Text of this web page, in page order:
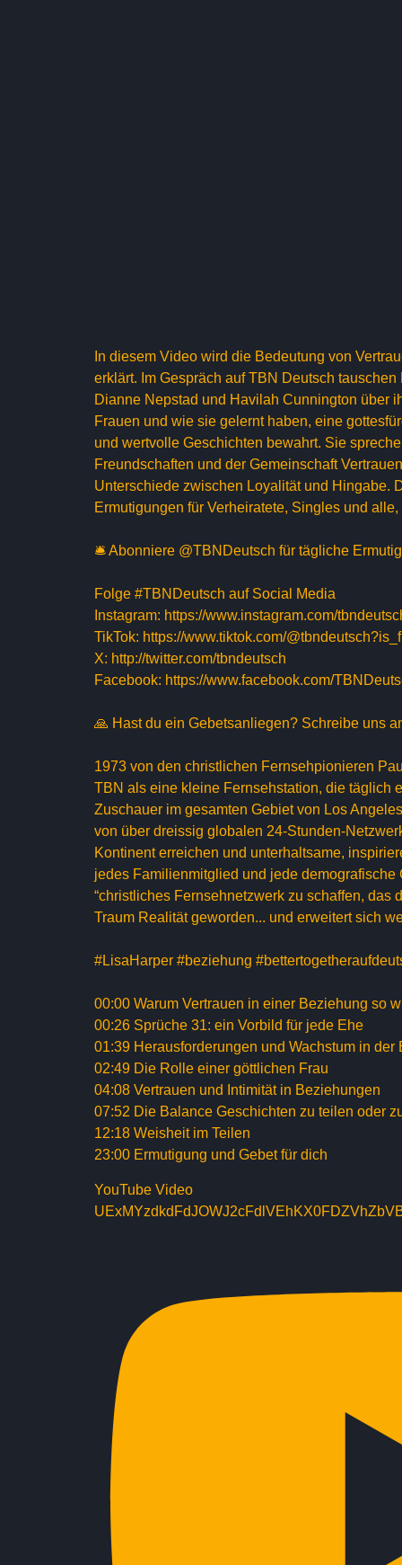
In diesem Video wird die Bedeutung von
erklärt. Im Gespräch auf TBN Deutsch
Dianne Nepstad und Havilah Cunnington über
Frauen und wie sie gelernt haben, eine
und wertvolle Geschichten bewahrt. Sie
Freundschaften und der Gemeinschaft
Unterschiede zwischen Loyalität und Hingabe.
Ermutigungen für Verheiratete, Singles und
🛎 Abonniere @TBNDeutsch für tägliche
Folge #TBNDeutsch auf Social Media
Instagram: https://www.instagram.com/
TikTok: https://www.tiktok.com/
X: http://twitter.com/tbndeutsch
Facebook: https://www.facebook.com/
🙏 Hast du ein Gebetsanliegen? Schreibe uns
1973 von den christlichen Fernsehpionieren
TBN als eine kleine Fernsehstation, die täglich
Zuschauer im gesamten Gebiet von Los
von über dreissig globalen 24-Stunden-
Kontinent erreichen und unterhaltsame,
jedes Familienmitglied und jede
“christliches Fernsehnetzwerk zu schaffen, das
Traum Realität geworden... und erweitert sich
#LisaHarper #beziehung
00:00 Warum Vertrauen in einer Beziehung so
00:26 Sprüche 31: ein Vorbild für jede Ehe
01:39 Herausforderungen und Wachstum in der
02:49 Die Rolle einer göttlichen Frau
04:08 Vertrauen und Intimität in Beziehungen
07:52 Die Balance Geschichten zu teilen oder
12:18 Weisheit im Teilen
23:00 Ermutigung und Gebet für dich
YouTube Video